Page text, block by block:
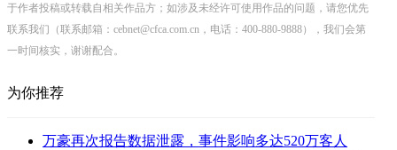
于作者投稿或转载自相关作品方；如涉及未经许可使用作品的问题，请您优先
联系我们（联系邮箱：cebnet@cfca.com.cn，电话：400-880-9888），我们会第
一时间核实，谢谢配合。
为你推荐
万豪再次报告数据泄露，事件影响多达520万客人